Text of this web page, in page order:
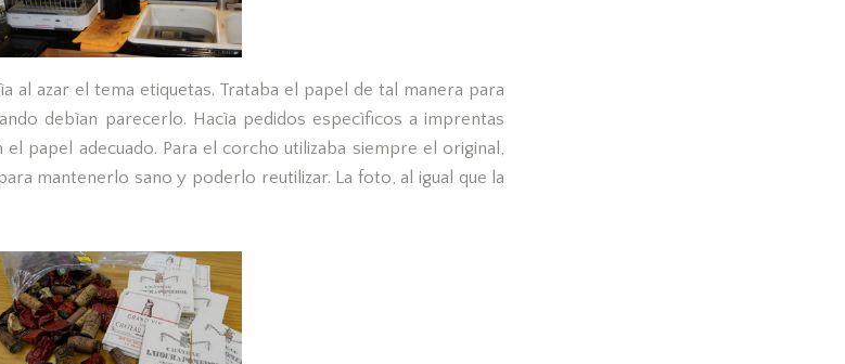
al azar el tema etiquetas. Trataba el papel de tal manera para
debìan parecerlo. Hacìa pedidos especìficos a imprentas
papel adecuado. Para el corcho utilizaba siempre el original,
mantenerlo sano y poderlo reutilizar. La foto, al igual que la